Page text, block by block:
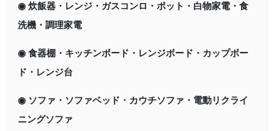
◉ 炊飯器・レンジ・ガスコンロ・ポット・白物家電・食
洗機・調理家電
◉ 食器棚・キッチンボード・レンジボード・カップボー
ド・レンジ台
◉ ソファ・ソファベッド・カウチソファ・電動リクライ
ニングソファ